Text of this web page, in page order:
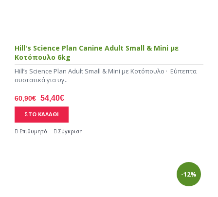
Hill's Science Plan Canine Adult Small & Mini με
Κοτόπουλο 6kg
Hill’s Science Plan Adult Small & Mini με Κοτόπουλο · Εύπεπτα
συστατικά για υγ..
60,90€ 54,40€
ΣΤΟ ΚΑΛΑΘΙ
Επιθυμητό Σύγκριση
-12%